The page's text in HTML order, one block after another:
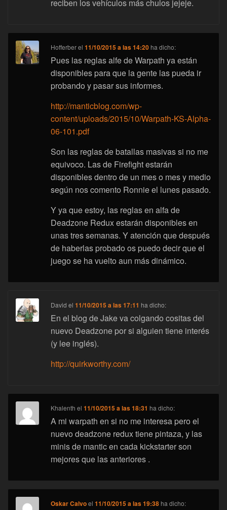
reciben los vehículos más chulos jejeje.
Hofferberel11/10/2015 a las 14:20 ha dicho:
Pues las reglas alfe de Warpath ya están
disponibles para que la gente las pueda ir
probando y pasar sus informes.
http://manticblog.com/wp-
content/uploads/2015/10/Warpath-KS-Alpha-
06-101.pdf
Son las reglas de batallas masivas si no me
equivoco. Las de Firefight estarán
disponibles dentro de un mes o mes y medio
según nos comento Ronnie el lunes pasado.
Y ya que estoy, las reglas en alfa de
Deadzone Redux estarán disponibles en
unas tres semanas. Y atención que después
de haberlas probado os puedo decir que el
juego se ha vuelto aun más dinámico.
David el11/10/2015 a las 17:11 ha dicho:
En el blog de Jake va colgando cositas del
nuevo Deadzone por si alguien tiene interés
(y lee inglés).
http://quirkworthy.com/
Khalenth el11/10/2015 a las 18:31 ha dicho:
A mi warpath en si no me interesa pero el
nuevo deadzone redux tiene pintaza, y las
minis de mantic en cada kickstarter son
mejores que las anteriores .
Oskar Calvoel11/10/2015 a las 19:38 ha dicho: